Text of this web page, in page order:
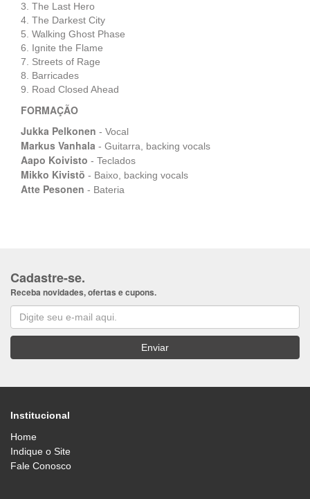
3. The Last Hero
4. The Darkest City
5. Walking Ghost Phase
6. Ignite the Flame
7. Streets of Rage
8. Barricades
9. Road Closed Ahead
FORMAÇÃO
Jukka Pelkonen - Vocal
Markus Vanhala - Guitarra, backing vocals
Aapo Koivisto - Teclados
Mikko Kivistö - Baixo, backing vocals
Atte Pesonen - Bateria
Cadastre-se.
Receba novidades, ofertas e cupons.
Institucional
Home
Indique o Site
Fale Conosco